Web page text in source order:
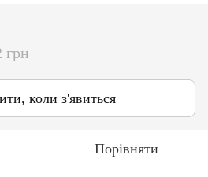
грн
коли з'явиться
Порівняти